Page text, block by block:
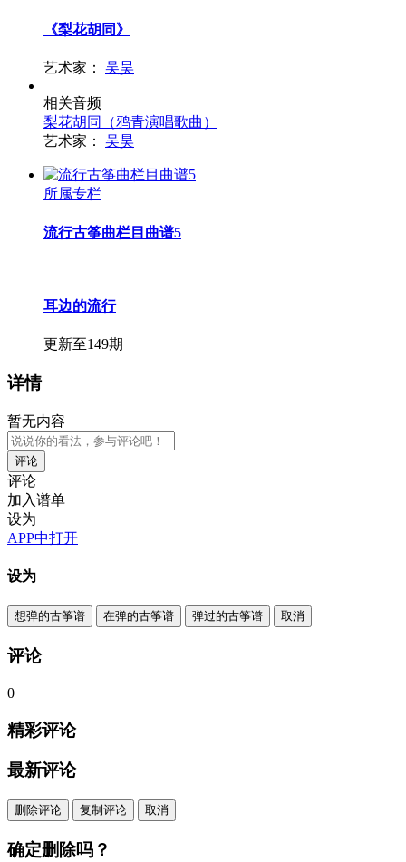
《梨花胡同》
艺术家： 吴昊
相关音频
梨花胡同（鸦青演唱歌曲）
艺术家：
吴昊
所属专栏
流行古筝曲栏目曲谱5
耳边的流行
更新至149期
详情
暂无内容
评论
评论
加入谱单
设为
APP中打开
设为
想弹的古筝谱 在弹的古筝谱 弹过的古筝谱 取消
评论
0
精彩评论
最新评论
删除评论 复制评论 取消
确定删除吗？